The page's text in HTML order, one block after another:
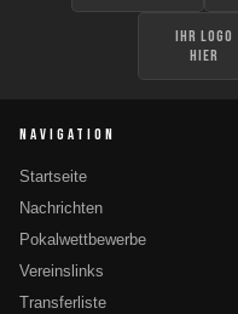
Ihr Logo
hier
NAVIGATION
Startseite
Nachrichten
Pokalwettbewerbe
Vereinslinks
Transferliste